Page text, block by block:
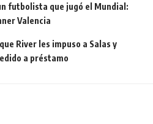
futbolista que jugó el Mundial:
Valencia
River les impuso a Salas y
a préstamo